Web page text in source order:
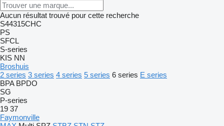
Aucun résultat trouvé pour cette recherche
S44315CHC
PS
SFCL
S-series
KIS NN
Broshuis
2 series 3 series 4 series 5 series 6 series E series
BPA BPDO
SG
P-series
19 37
Faymonville